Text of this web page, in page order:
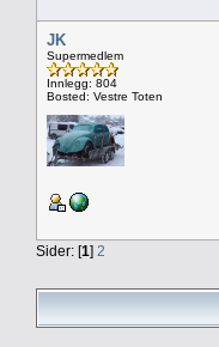
JK
Supermedlem
Innlegg: 804
Bosted: Vestre Toten
Sider: [1] 2